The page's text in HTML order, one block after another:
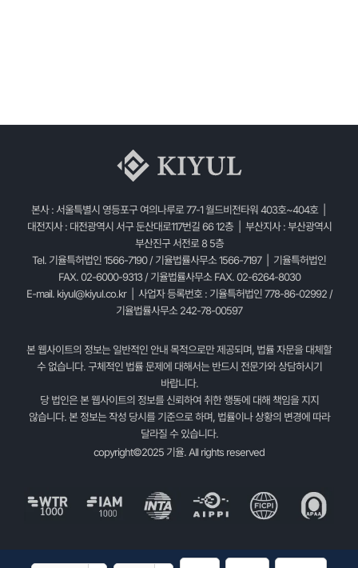
본사 : 서울특별시 영등포구 여의나루로 77-1 월드비전타워 403호~404호 |
대전지사 : 대전광역시 서구 둔산대로117번길 66 12층 | 부산지사 : 부산광역시
부산진구 서전로 8 5층
Tel. 기율특허법인 1566-7190 / 기율법률사무소 1566-7197 | 기율특허법인
FAX. 02-6000-9313 / 기율법률사무소 FAX. 02-6264-8030
E-mail. kiyul@kiyul.co.kr| 사업자 등록번호 : 기율특허법인 778-86-02992 /
기율법률사무소 242-78-00597
본 웹사이트의 정보는 일반적인 안내 목적으로만 제공되며, 법률 자문을 대체할
수 없습니다. 구체적인 법률 문제에 대해서는 반드시 전문가와 상담하시기
바랍니다.
당 법인은 본 웹사이트의 정보를 신뢰하여 취한 행동에 대해 책임을 지지
않습니다. 본 정보는 작성 당시를 기준으로 하며, 법률이나 상황의 변경에 따라
달라질 수 있습니다.
copyright©2025 기율. All rights reserved